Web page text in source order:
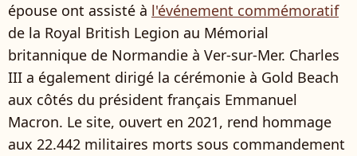
épouse ont assisté à l'événement commémoratif
de la Royal British Legion au Mémorial
britannique de Normandie à Ver-sur-Mer. Charles
III a également dirigé la cérémonie à Gold Beach
aux côtés du président français Emmanuel
Macron. Le site, ouvert en 2021, rend hommage
aux 22.442 militaires morts sous commandement